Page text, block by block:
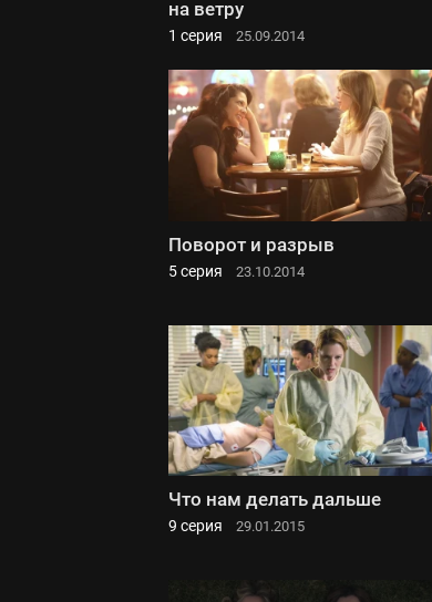
на ветру
1 серия 25.09.2014
Поворот и разрыв
5 серия 23.10.2014
Что нам делать дальше
9 серия 29.01.2015